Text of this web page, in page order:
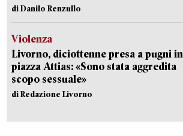
di Danilo Renzullo
Violenza
Livorno, diciottenne presa a pugni in
piazza Attias: «Sono stata aggredita
scopo sessuale»
di Redazione Livorno